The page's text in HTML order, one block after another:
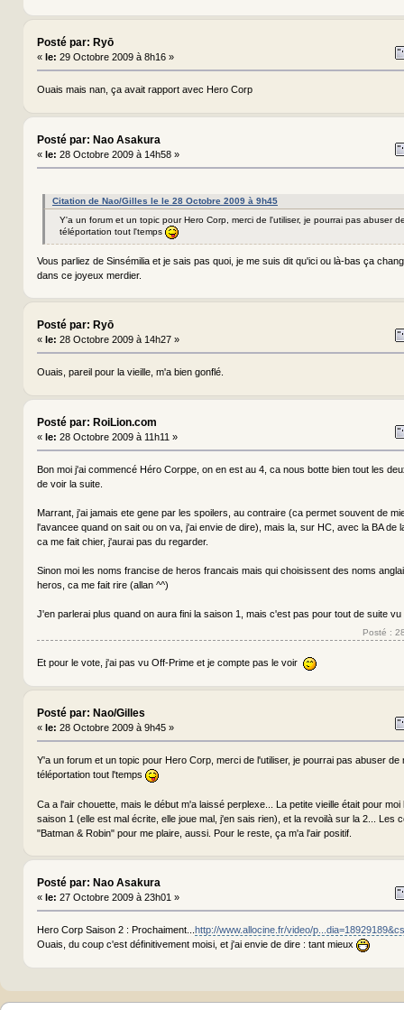
Posté par: Ryō
« le: 29 Octobre 2009 à 8h16 »
Ouais mais nan, ça avait rapport avec Hero Corp
Posté par: Nao Asakura
« le: 28 Octobre 2009 à 14h58 »
Citation de Nao/Gilles le le 28 Octobre 2009 à 9h45
Y'a un forum et un topic pour Hero Corp, merci de l'utiliser, je pourrai pas abuser
téléportation tout l'temps
Vous parliez de Sinsémilia et je sais pas quoi, je me suis dit qu'ici ou là-bas ça
dans ce joyeux merdier.
Posté par: Ryō
« le: 28 Octobre 2009 à 14h27 »
Ouais, pareil pour la vieille, m'a bien gonflé.
Posté par: RoiLion.com
« le: 28 Octobre 2009 à 11h11 »
Bon moi j'ai commencé Héro Corppe, on en est au 4, ca nous botte bien tout les
de voir la suite.
Marrant, j'ai jamais ete gene par les spoilers, au contraire (ca permet souvent de
l'avancee quand on sait ou on va, j'ai envie de dire), mais la, sur HC, avec la BA de
ca me fait chier, j'aurai pas du regarder.
Sinon moi les noms francise de heros francais mais qui choisissent des noms
heros, ca me fait rire (allan ^^)
J'en parlerai plus quand on aura fini la saison 1, mais c'est pas pour tout de suite
Posté :
Et pour le vote, j'ai pas vu Off-Prime et je compte pas le voir
Posté par: Nao/Gilles
« le: 28 Octobre 2009 à 9h45 »
Y'a un forum et un topic pour Hero Corp, merci de l'utiliser, je pourrai pas abuser de
téléportation tout l'temps
Ca a l'air chouette, mais le début m'a laissé perplexe... La petite vieille était pour
saison 1 (elle est mal écrite, elle joue mal, j'en sais rien), et la revoilà sur la 2... Les
"Batman & Robin" pour me plaire, aussi. Pour le reste, ça m'a l'air positif.
Posté par: Nao Asakura
« le: 27 Octobre 2009 à 23h01 »
Hero Corp Saison 2 : Prochaiment... http://www.allocine.fr/video/
Ouais, du coup c'est définitivement moisi, et j'ai envie de dire : tant mieux